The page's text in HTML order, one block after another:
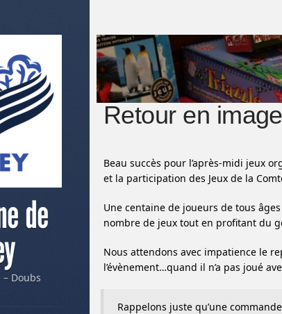
de
– Doubs
Retour en
Beau succès pour l’après-midi jeux
et la participation des Jeux de la
Une centaine de joueurs de tous
nombre de jeux tout en profitant du
Nous attendons avec impatience le
l’évènement…quand il n’a pas joué
Rappelons juste qu’une